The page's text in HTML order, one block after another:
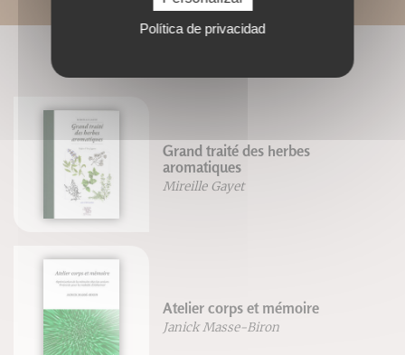
Grand traité des herbes
aromatiques
Mireille Gayet
Atelier corps et mémoire
Janick Masse-Biron
Política de privacidad